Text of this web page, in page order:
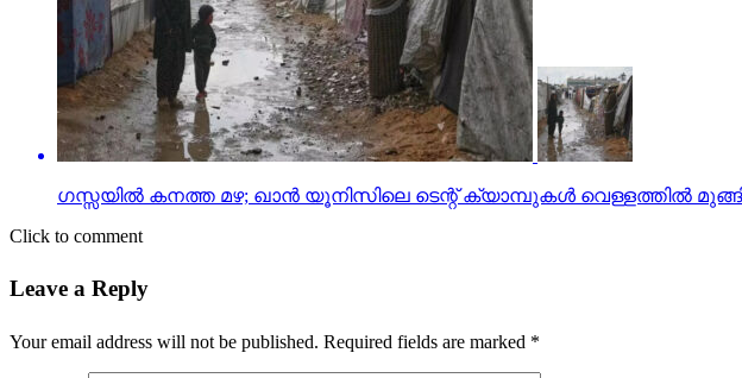
ഗസ്സയില്‍ കനത്ത മഴ; ഖാന്‍ യൂനിസിലെ ടെന്റ് ക്യാമ്പുകള്‍ വെള്ളത്തില്‍
Click to comment
Leave a Reply
Your email address will not be published. Required fields are marked *